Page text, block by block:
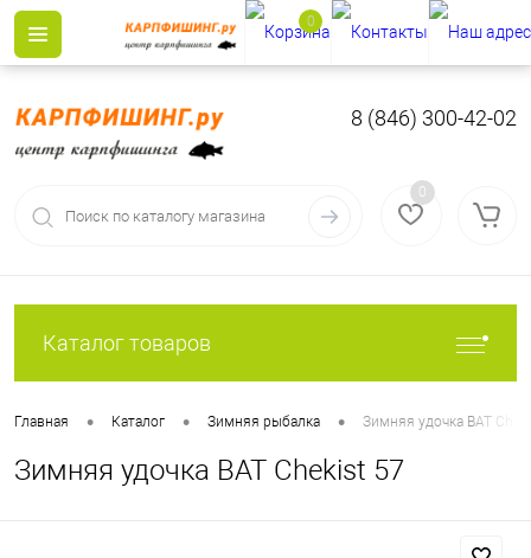
8 (846) 300-42-02
0
Каталог товаров
Главная • Каталог • Зимняя рыбалка • Зимняя удочка BAT
Зимняя удочка BAT Chekist 57
0